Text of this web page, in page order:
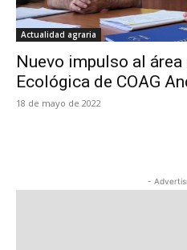
Actualidad agraria
Nuevo impulso al
Ecológica de COAG
18 de mayo de 2022
-